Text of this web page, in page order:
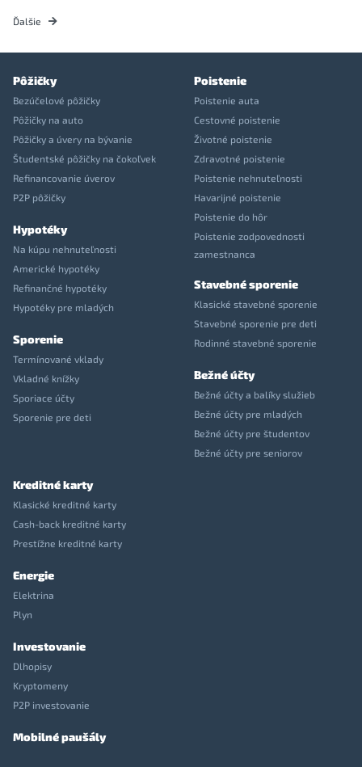
Ďalšie
Pôžičky
Bezúčelové pôžičky
Pôžičky na auto
Pôžičky a úvery na bývanie
Študentské pôžičky na čokoľvek
Refinancovanie úverov
P2P pôžičky
Hypotéky
Na kúpu nehnuteľnosti
Americké hypotéky
Refinančné hypotéky
Hypotéky pre mladých
Sporenie
Termínované vklady
Vkladné knížky
Sporiace účty
Sporenie pre deti
Poistenie
Poistenie auta
Cestovné poistenie
Životné poistenie
Zdravotné poistenie
Poistenie nehnuteľnosti
Havarijné poistenie
Poistenie do hôr
Poistenie zodpovednosti
zamestnanca
Stavebné sporenie
Klasické stavebné sporenie
Stavebné sporenie pre deti
Rodinné stavebné sporenie
Bežné účty
Bežné účty a balíky služieb
Bežné účty pre mladých
Bežné účty pre študentov
Bežné účty pre seniorov
Kreditné karty
Klasické kreditné karty
Cash-back kreditné karty
Prestížne kreditné karty
Energie
Elektrina
Plyn
Investovanie
Dlhopisy
Kryptomeny
P2P investovanie
Mobilné paušály